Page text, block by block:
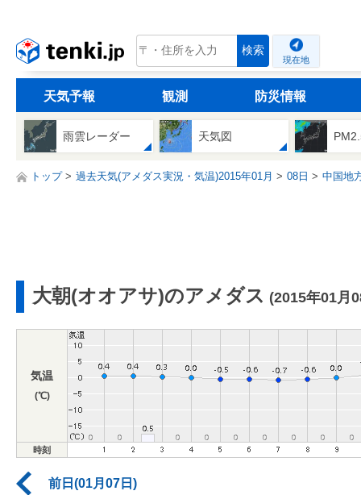
tenki.jp 検索
現在地
天気予報 観測 防災情報
雨雲レーダー 天気図
トップ 過去天気(アメダス実況・気温)2015年01月 08日 中国地
大朝(オオアサ)のアメダス (2015年01月
気温
(℃)
時刻
前日(01月07日)